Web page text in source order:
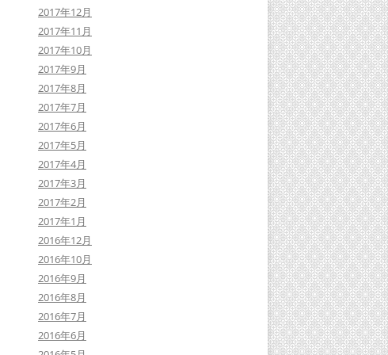
2017年12月
2017年11月
2017年10月
2017年9月
2017年8月
2017年7月
2017年6月
2017年5月
2017年4月
2017年3月
2017年2月
2017年1月
2016年12月
2016年10月
2016年9月
2016年8月
2016年7月
2016年6月